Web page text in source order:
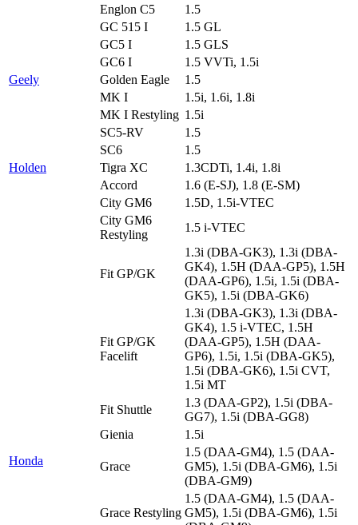
Geely
Englon C5
1.5
GC 515 I
1.5 GL
GC5 I
1.5 GLS
GC6 I
1.5 VVTi, 1.5i
Golden Eagle
1.5
MK I
1.5i, 1.6i, 1.8i
MK I Restyling 1.5i
SC5-RV
1.5
SC6
1.5
Holden
Tigra XC 1.3CDTi, 1.4i, 1.8i
Honda
Accord
1.6 (E-SJ), 1.8 (E-SM)
City GM6
1.5D, 1.5i-VTEC
City GM6
Restyling
1.5 i-VTEC
Fit GP/GK
1.3i (DBA-GK3), 1.3i (DBA-
GK4), 1.5H (DAA-GP5), 1.5H
(DAA-GP6), 1.5i, 1.5i (DBA-
GK5), 1.5i (DBA-GK6)
Fit GP/GK
Facelift
1.3i (DBA-GK3), 1.3i (DBA-
GK4), 1.5 i-VTEC, 1.5H
(DAA-GP5), 1.5H (DAA-
GP6), 1.5i, 1.5i (DBA-GK5),
1.5i (DBA-GK6), 1.5i CVT,
1.5i MT
Fit Shuttle
1.3 (DAA-GP2), 1.5i (DBA-
GG7), 1.5i (DBA-GG8)
Gienia
1.5i
Grace
1.5 (DAA-GM4), 1.5 (DAA-
GM5), 1.5i (DBA-GM6), 1.5i
(DBA-GM9)
Grace Restyling
1.5 (DAA-GM4), 1.5 (DAA-
GM5), 1.5i (DBA-GM6), 1.5i